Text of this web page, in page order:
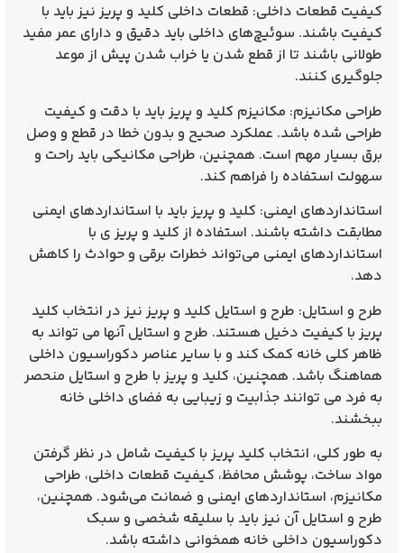
کیفیت قطعات داخلی: قطعات داخلی کلید و پریز نیز باید با
کیفیت باشند. سوئیچ‌های داخلی باید دقیق و دارای عمر مفید
طولانی باشند تا از قطع شدن یا خراب شدن پیش از موعد
جلوگیری کنند.
طراحی مکانیزم: مکانیزم کلید و پریز باید با دقت و کیفیت
طراحی شده باشد. عملکرد صحیح و بدون خطا در قطع و وصل
برق بسیار مهم است. همچنین، طراحی مکانیکی باید راحت و
سهولت استفاده را فراهم کند.
استانداردهای ایمنی: کلید و پریز باید با استانداردهای ایمنی
مطابقت داشته باشند. استفاده از کلید و پریز ی با
استانداردهای ایمنی می‌تواند خطرات برقی و حوادث را کاهش
دهد.
طرح و استایل: طرح و استایل کلید و پریز نیز در انتخاب کلید
پریز با کیفیت دخیل هستند. طرح و استایل آنها می‌ تواند به
ظاهر کلی خانه کمک کند و با سایر عناصر دکوراسیون داخلی
هماهنگ باشد. همچنین، کلید و پریز با طرح و استایل منحصر
به فرد می‌ توانند جذابیت و زیبایی به فضای داخلی خانه
ببخشند.
به طور کلی، انتخاب کلید پریز با کیفیت شامل در نظر گرفتن
مواد ساخت، پوشش محافظ، کیفیت قطعات داخلی، طراحی
مکانیزم، استانداردهای ایمنی و ضمانت می‌شود. همچنین،
طرح و استایل آن نیز باید با سلیقه شخصی و سبک
دکوراسیون داخلی خانه همخوانی داشته باشد.